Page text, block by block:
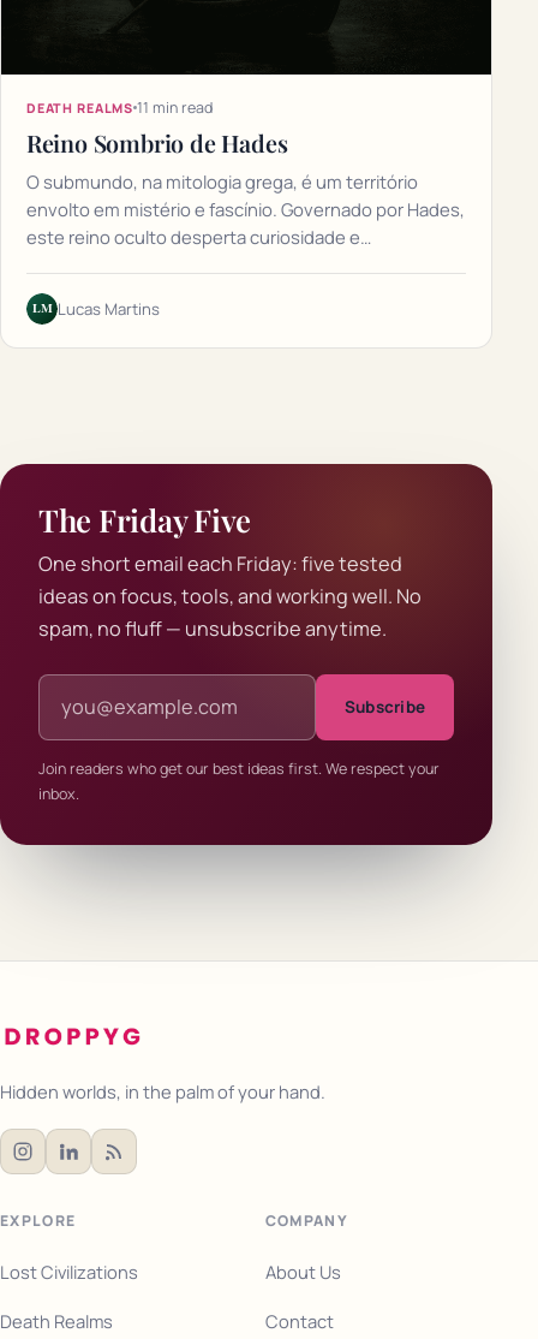
DEATH REALMS 11 min read
Reino Sombrio de Hades
O submundo, na mitologia grega, é um território
envolto em mistério e fascínio. Governado por Hades,
este reino oculto desperta curiosidade e…
LM Lucas Martins
The Friday Five
One short email each Friday: five tested
ideas on focus, tools, and working well. No
spam, no fluff — unsubscribe anytime.
Email address
Subscribe
Join readers who get our best ideas first. We respect your
inbox.
Hidden worlds, in the palm of your hand.
EXPLORE
Lost Civilizations
Death Realms
COMPANY
About Us
Contact